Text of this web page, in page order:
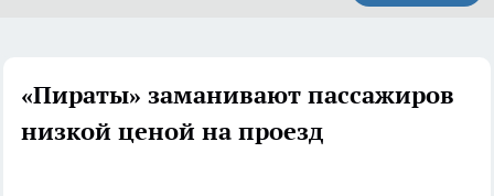
«Пираты» заманивают пассажиров
низкой ценой на проезд